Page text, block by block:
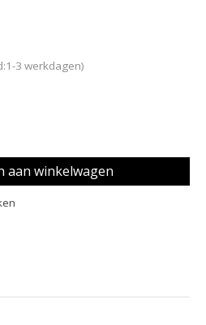
3 werkdagen)
aan winkelwagen